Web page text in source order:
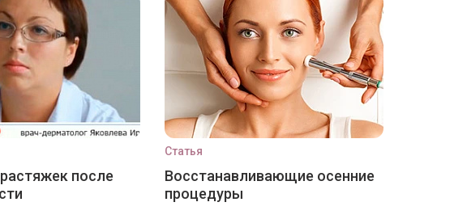
после
Статья
Восстанавливающие осенние
процедуры